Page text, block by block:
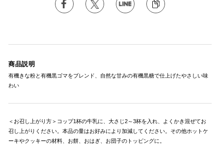
商品説明
有機きな粉と有機黒ゴマをブレンド、自然な甘みの有機黒糖で仕上げたやさしい味
わい
＜お召し上がり方＞コップ1杯の牛乳に、大さじ2～3杯を入れ、よくかき混ぜてお
召し上がりください。本品の量はお好みにより加減してください。その他ホットケ
ーキやクッキーの材料、お餅、おはぎ、お団子のトッピングに。